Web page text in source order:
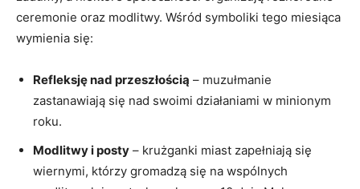
ceremonie oraz modlitwy. Wśród symboliki tego miesiąca
wymienia się:
Refleksję nad przeszłością – muzułmanie
zastanawiają się nad swoimi działaniami w minionym
roku.
Modlitwy i posty – krużganki miast zapełniają się
wiernymi, którzy gromadzą się na wspólnych